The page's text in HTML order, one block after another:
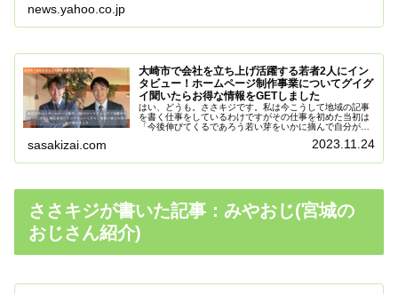
news.yahoo.co.jp
大崎市で会社を立ち上げ活躍する若者2人にイン
タビュー！ホームページ制作事業についてグイグ
イ聞いたらお得な情報をGETしました
はい、どうも。ささキジです。私は今こうして地域の記事
を書く仕事をしているわけですがその仕事を初めた当初は
「今後伸びてくるであろう若い芽をいかに摘んで自分が追
sasakizai.com 2023.11.24
ささキジが書いた記事：みやおじ(宮城の
おじさん紹介)